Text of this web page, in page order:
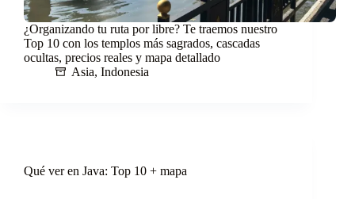
¿Organizando tu ruta por libre? Te traemos nuestro
Top 10 con los templos más sagrados, cascadas
ocultas, precios reales y mapa detallado
Asia, Indonesia
Qué ver en Java: Top 10 + mapa